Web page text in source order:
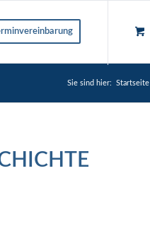
Sie sind hier: Startseite